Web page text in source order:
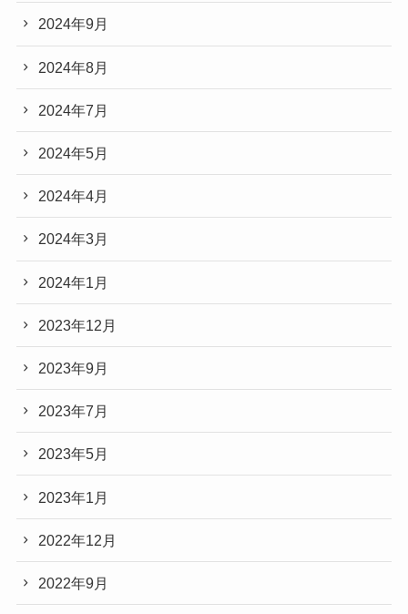
2024年9月
2024年8月
2024年7月
2024年5月
2024年4月
2024年3月
2024年1月
2023年12月
2023年9月
2023年7月
2023年5月
2023年1月
2022年12月
2022年9月